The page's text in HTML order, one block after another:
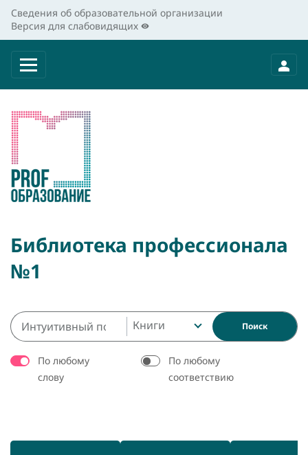
Сведения об образовательной организации
Версия для слабовидящих
Библиотека профессионала
№1
Книги Поиск
По любому
слову
По любому
соответствию